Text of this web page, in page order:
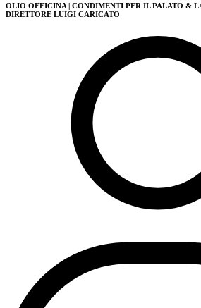
OLIO OFFICINA | CONDIMENTI PER IL PALATO &
DIRETTORE LUIGI CARICATO